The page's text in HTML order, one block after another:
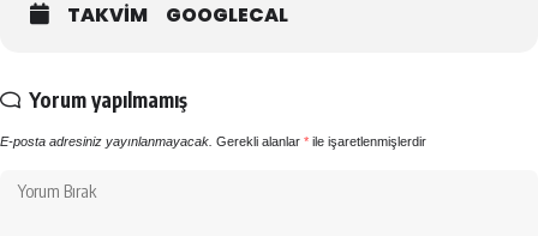
TAKVIM GOOGLECAL
Yorum yapılmamış
E-posta adresiniz yayınlanmayacak. Gerekli alanlar * ile işaretlenmişlerdir